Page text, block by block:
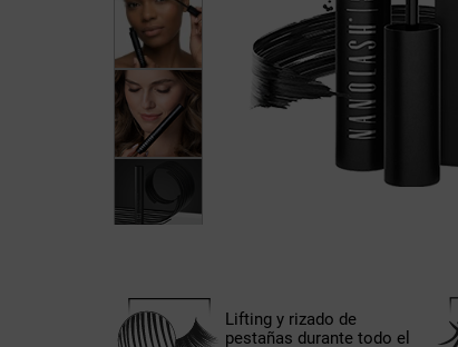
Lifting y rizado de
pestañas durante todo el